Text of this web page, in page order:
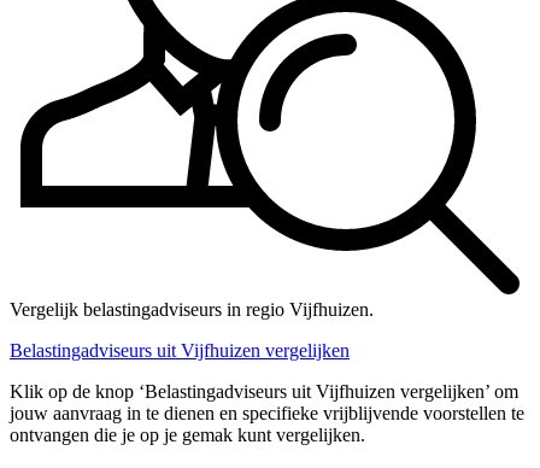
Vergelijk belastingadviseurs in regio Vijfhuizen.
Belastingadviseurs uit Vijfhuizen vergelijken
Klik op de knop ‘Belastingadviseurs uit Vijfhuizen vergelijken’ om
jouw aanvraag in te dienen en specifieke vrijblijvende voorstellen te
ontvangen die je op je gemak kunt vergelijken.